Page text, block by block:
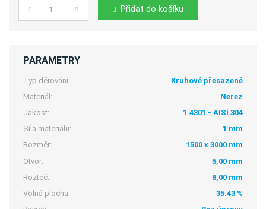
Počet Přidat do košíku
PARAMETRY
Typ děrování:
Kruhové přesazené
Materiál:
Nerez
Jakost:
1.4301 - AISI 304
Síla materiálu:
1 mm
Rozměr:
1500 x 3000 mm
Otvor:
5,00 mm
Rozteč:
8,00 mm
Volná plocha:
35.43 %